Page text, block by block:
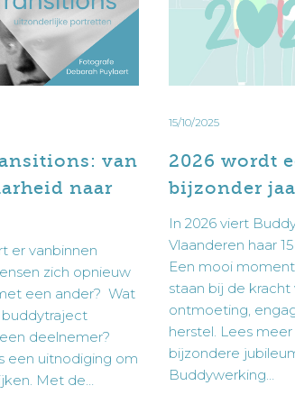
of wil je graag meer
in:
te verzamelen. Door dit formulier in te
overgedragen aan Buddywerking
en dit in overeenstemming
een buddy vragen. Je neem het best
buddy kan je rechtstreeks contact
opneemt met de Buddywerking om
te verzamelen. Door dit formulier in te
overgedragen aan Buddywerking
en dit in overeenstemming met
van
naar
er vanbinnen
zich opnieuw
een ander? Wat
deelnemer?
een uitnodiging om
Met de…
bijzonder
15/10/2025
2026 wordt
bijzonder
In 2026 viert
Vlaanderen haar
Een mooi
staan bij de kracht
ontmoeting,
herstel. Lees
bijzondere
Buddywerking…